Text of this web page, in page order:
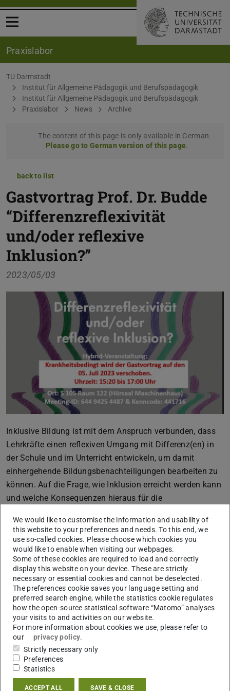
Open menu
Praxislabor
You are here:
TU Darmstadt
Institut für Allgemeine Pädagogik und Berufspädagogik
Institut für Allgemeine Pädagogik und Berufspädagogik
Praxislabor
News Archive
The content of this page is only available in German.
Please go to German version of this page.
back to list
Gastvortrag Prof. Dr. Budde
“Differenzreflexivität
und/oder reflexive
Inklusion?”
2023/05/03
Inklusive Bildung ist mit dem Anspruch verbunden, dass
Lehrkräfte einen reflexiven Umgang mit Differenz(en) in
der Schule und im Unterricht entwickeln, um damit
einhergehende Bildungsbenachteiligungen bearbeiten zu
können. Auf die Frage, wie Inklusion erreicht werden kann
und welche Konsequenzen hieraus für die
ziehen sind, gibt die Erziehungswissenschaft vielfältige
Antworten. Zwei davon stellen die Perspektive der
Differenzreflexivitätund derreflexiven Inklusion
In den Lehrveranstaltungen des Arbeitsbereichs
„Schulpädagogik im Kontext von Heterogenität“ ist unter
Studierenden die Frage aufgekommen, welche
Gemeinsamkeiten und Unterschieden zwischen beiden
Perspektiven existieren. Der Arbeitsbereich möchte sich
dieser Frage widmen, indem
und
Dr. Florian C. Klenk
entlang ihrer zentralen Begriffe, theoretischen Bezüge
sowie pädagogische Implikationen diskutieren.
We would like to customise the information and usability of
this website to your preferences and needs. To this end, we
use so-called cookies. Please choose which cookies you
would like to enable when visiting our webpages.
Some of these cookies are required to load and correctly
display this website on your device. These are strictly
necessary or essential cookies and cannot be deselected.
The preferences cookie saves your language setting and
preferred search engine, while the statistics cookie regulates
how the open-source statistical software “Matomo” analyses
your visits to and activities on our website.
For more information about cookies we use, please refer to
our
privacy policy.
Strictly necessary only
Preferences
Statistics
ACCEPT ALL SAVE & CLOSE